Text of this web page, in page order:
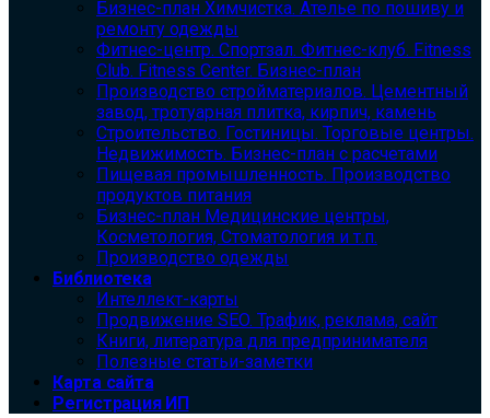
Бизнес-план Химчистка. Ателье по пошиву и
ремонту одежды
Фитнес-центр. Спортзал. Фитнес-клуб. Fitness
Club. Fitness Center. Бизнес-план
Производство стройматериалов. Цементный
завод, тротуарная плитка, кирпич, камень
Строительство. Гостиницы. Торговые центры.
Недвижимость. Бизнес-план с расчетами
Пищевая промышленность. Производство
продуктов питания
Бизнес-план Медицинские центры,
Косметология, Стоматология и т.п.
Производство одежды
Библиотека
Интеллект-карты
Продвижение SEO. Трафик, реклама, сайт
Книги, литература для предпринимателя
Полезные статьи-заметки
Карта сайта
Регистрация ИП